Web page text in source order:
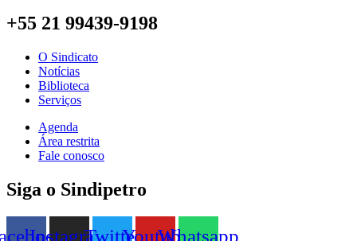
+55 21 99439-9198
O Sindicato
Notícias
Biblioteca
Serviços
Agenda
Área restrita
Fale conosco
Siga o Sindipetro
InstagramTwitterYoutubeWhatsapp